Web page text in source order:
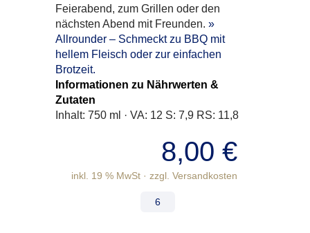
Feierabend, zum Grillen oder den
nächsten Abend mit Freunden. »
Allrounder – Schmeckt zu BBQ mit
hellem Fleisch oder zur einfachen
Brotzeit.
Informationen zu Nährwerten &
Zutaten
Inhalt: 750 ml · VA: 12 S: 7,9 RS: 11,8
8,00€
inkl. 19 % MwSt